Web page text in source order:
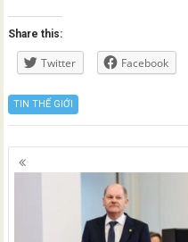
Share this:
Twitter Facebook
TIN THẾ GIỚI
Posts
navigation